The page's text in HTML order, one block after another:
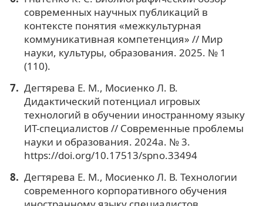
современных научных публикаций в
контексте понятия «межкультурная
коммуникативная компетенция» // Мир
науки, культуры, образования. 2025. № 1
(110).
Дегтярева Е. М., Мосиенко Л. В.
Дидактический потенциал игровых
технологий в обучении иностранному языку
ИТ-специалистов // Современные проблемы
науки и образования. 2024a. № 3.
https://doi.org/10.17513/spno.33494
Дегтярева Е. М., Мосиенко Л. В. Технологии
современного корпоративного обучения